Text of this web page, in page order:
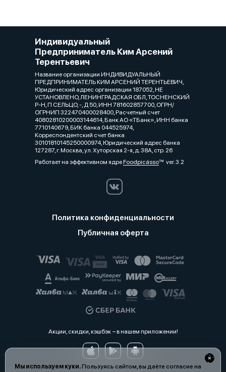
Мы используем куки.Пользуясь сайтом, вы даёте согласие на
Индивидуальный
Предприниматель Ким Арсений
Терентьевич
Название организации ИНДИВИДУАЛЬНЫЙ
ПРЕДПРИНИМАТЕЛЬ КИМ АРСЕНИЙ ТЕРЕНТЬЕВИЧ,
Юридический адрес организации 187052, НЕ
УСТАНОВЛЕНО, ЛЕНИНГРАДСКАЯ ОБЛ, ТОСНЕНСКИЙ
Р-Н, П СЕЛЬЦО, -, Д 50, ИНН 781602857700, ОГРН/
ОГРНИП 322470400028400, Расчетный счет
40802810200003144614, Банк АО «ТБанк», ИНН банка
7710140679, БИК банка 044525974,
Корреспондентский счет банка
30101810145250000974, Юридический адрес банка
127287, г. Москва, ул. Хуторская 2-я, д. 38А, стр. 26
Работает на эффективном ядреFoodpicássover. 3.2
Политика конфиденциальности
Публичная оферта
Акции, скидки, кэшбэк − в нашем приложении!